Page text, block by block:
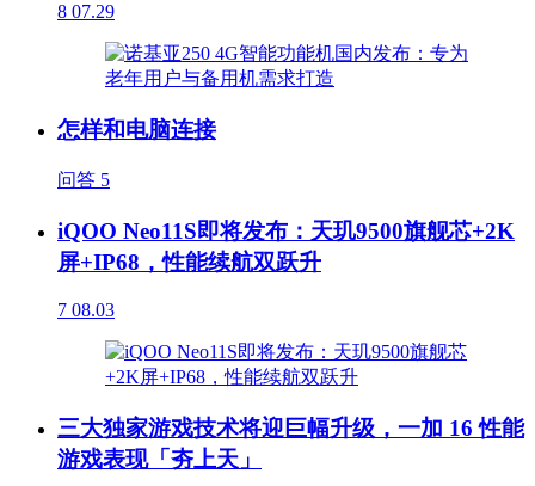
8 07.29
怎样和电脑连接
问答 5
iQOO Neo11S即将发布：天玑9500旗舰芯+2K
屏+IP68，性能续航双跃升
7 08.03
三大独家游戏技术将迎巨幅升级，一加 16 性能
游戏表现「夯上天」